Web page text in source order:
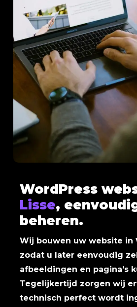
WordPress
Lisse,
beheren.
Wij bouwen uw website in
zodat u later eenvoudig
afbeeldingen en pagina’s
Tegelijkertijd zorgen wij
technisch perfect wordt